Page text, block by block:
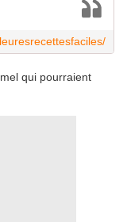
qui pourraient